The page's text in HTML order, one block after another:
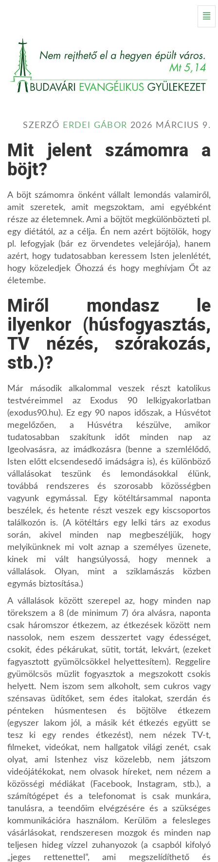
Kezdőlap
SZERZŐ ERDEI GÁBOR 2026 MÁRCIUS 9.
Mit jelent számomra a
böjt?
A böjt számomra önként vállalt lemondás valamiről,
amit szeretek, amit megszoktam, ami egyébként
része az életemnek. Ami a böjtöt megkülönbözteti pl.
egy diétától, az a célja. Én nem azért böjtölök, hogy
pl. lefogyjak (bár ez örvendetes velejárója), hanem
azért, hogy tudatosabban keressem Isten jelenlétét,
hogy közeledjek Őhozzá és hogy meghívjam Őt az
életembe.
Miről mondasz le
ilyenkor (húsfogyasztás,
TV nézés, szórakozás,
stb.)?
Már második alkalommal veszek részt katolikus
testvéreimmel az Exodus 90 lelkigyakorlatban
(exodus90.hu). Ez egy 90 napos időszak, a Húsvétot
megelőzően, a Húsvétra készülve, amikor
tudatosabban szakítunk időt minden nap az
Igeolvasásra, az imádkozásra (benne a szemlélődő,
Isten előtt elcsendesedő imádságra is), és különböző
vállalásokat teszünk és lemondásokkal élünk,
továbbá rendszeres és szorosabb közösségben
vagyunk egymással. Egy kötéltársammal naponta
beszélek, és hetente részt veszek egy kiscsoportos
találkozón is. (A kötéltárs egy lelki társ az exodus
során, akivel minden nap megbeszéljük, hogy
melyikünknek mi volt aznap a személyes üzenete,
kinek mi vált hangsúlyossá, hogy mennek a
vállalások. Olyan, mint a sziklamászás közben
egymás biztosítása.)
A vállalások között szerepel az, hogy minden nap
törekszem a 8 (de minimum 7) óra alvásra, naponta
csak háromszor étkezem, az étkezések között nem
nassolok, nem eszem desszertet vagy édességet,
csokit, édes pékárukat, sütit, tortát, lekvárt, (ezeket
fagyasztott gyümölcsökkel helyettesítem). Reggelire
gyümölcsös müzlit fogyasztok a megszokott csokis
helyett. Nem iszom sem alkoholt, sem cukros vagy
szénsavas üdítőket, sem édes italokat, szerdán és
pénteken húsmentesen és böjtölve étkezem
(egyszer lakom jól, a másik két étkezés együtt se
tesz ki egy rendes étkezést), nem nézek TV-t,
filmeket, videókat, nem hallgatok világi zenét, csak
olyat, ami Istenhez visz közelebb, nem játszom
videójátékokat, nem olvasok híreket, nem nézem a
közösségi médiákat (Facebook, Instagram, stb.), a
számítógépet és a telefonomat is csak munkára,
tanulásra, a teendőim elvégzésére és a szükséges
kommunikációra használom. Kerülöm a felesleges
vásárlásokat, rendszeresen mozgok és minden nap
teljesen hideg vízzel zuhanyozok (a csapból kifolyó
„jeges rettenettel”, ami megszelídíthető és